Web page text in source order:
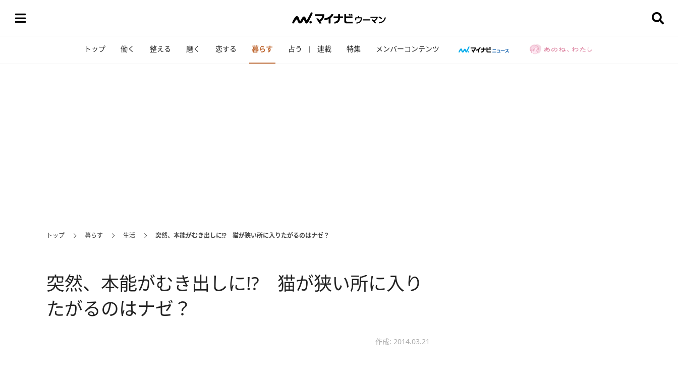
トップ 働く 整える 磨く 恋する 暮らす 占う 連載 特集 メンバーコンテンツ
トップ 暮らす 生活 突然、本能がむき出しに!? 猫が狭い所に入りたがるのはナゼ？
突然、本能がむき出しに!? 猫が狭い所に入り
たがるのはナゼ？
作成: 2014.03.21